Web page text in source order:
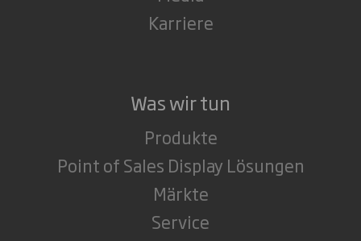
Karriere
Was wir tun
Produkte
Point of Sales Display Lösungen
Märkte
Service